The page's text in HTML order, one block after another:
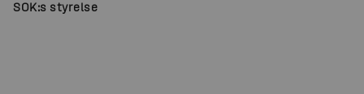
SOK:s styrelse